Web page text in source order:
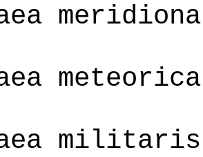
meteorica
militaris